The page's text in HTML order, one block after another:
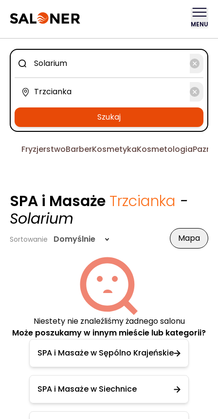
MENU
Szukaj
FryzjerstwoBarberKosmetykaKosmetologia
SPA i Masaże Trzcianka -
Solarium
Sortowanie Domyślnie Mapa
Niestety nie znaleźliśmy żadnego salonu
Może poszukamy w innym mieście lub kategorii?
SPA i Masaże w Sępólno Krajeńskie
SPA i Masaże w Siechnice